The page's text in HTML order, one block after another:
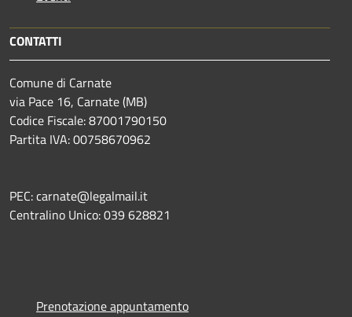
CONTATTI
Comune di Carnate
via Pace 16, Carnate (MB)
Codice Fiscale: 87001790150
Partita IVA: 00758670962
PEC: carnate@legalmail.it
Centralino Unico: 039 628821
Prenotazione appuntamento